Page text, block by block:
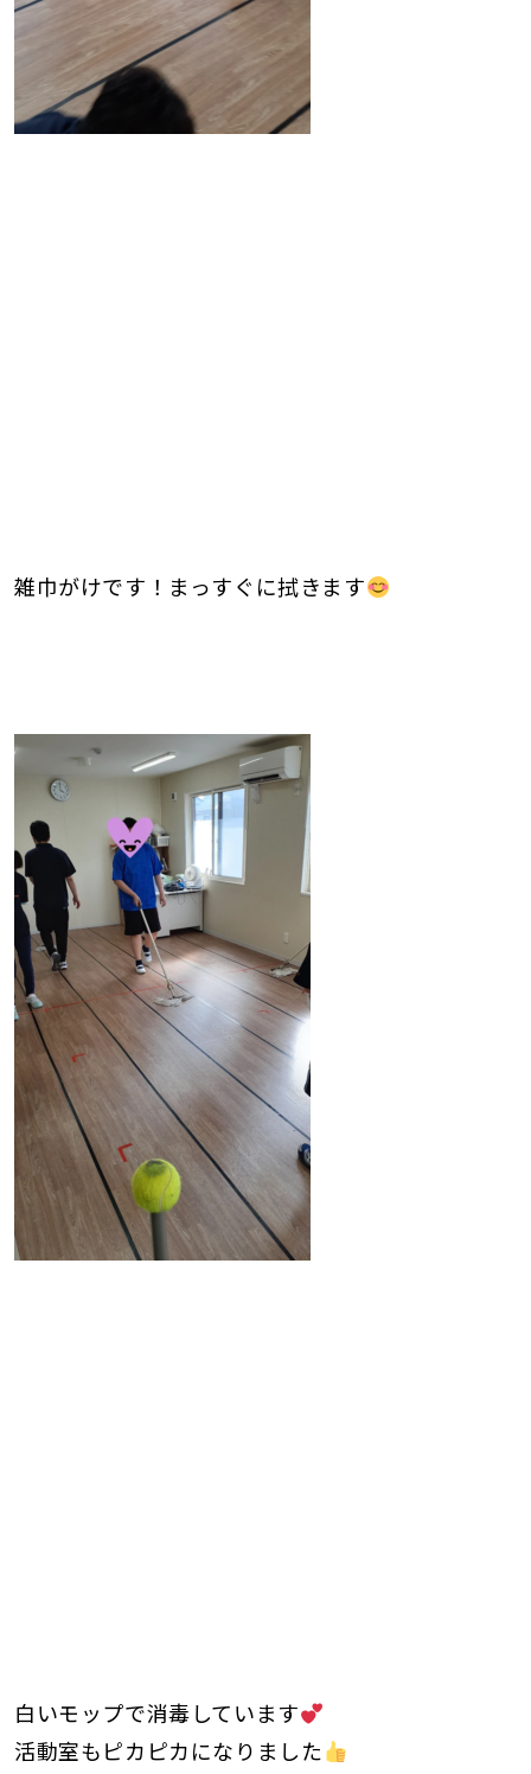
雑巾がけです！まっすぐに拭きます
白いモップで消毒しています
活動室もピカピカになりました